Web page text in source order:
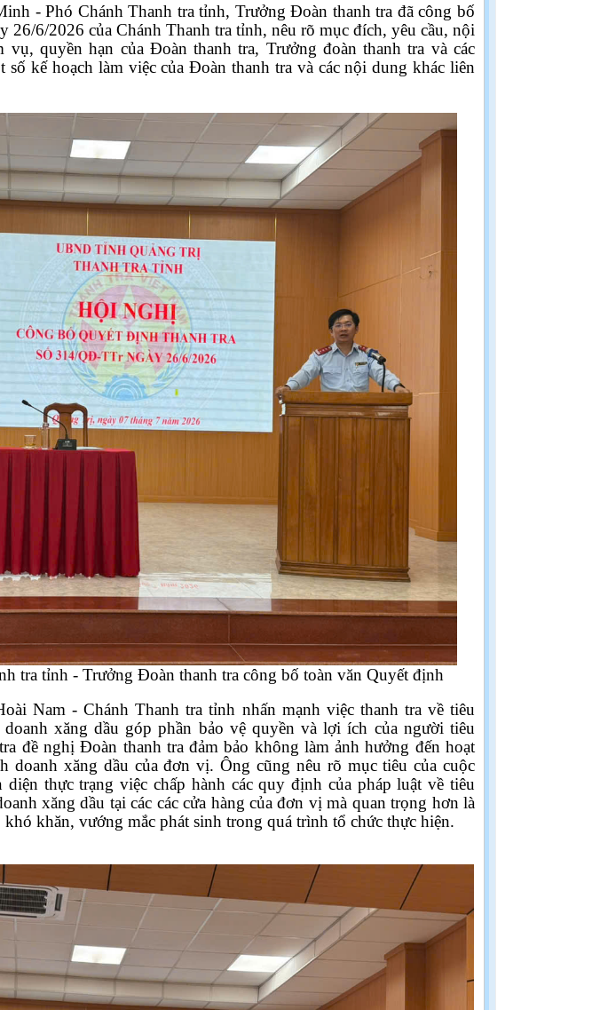
- Phó Chánh Thanh tra tỉnh, Trưởng Đoàn thanh tra đã công bố
6/2026 của Chánh Thanh tra tỉnh, nêu rõ mục đích, yêu cầu, nội
quyền hạn của Đoàn thanh tra, Trưởng đoàn thanh tra và các
kế hoạch làm việc của Đoàn thanh tra và các nội dung khác liên
tra tỉnh - Trưởng Đoàn thanh tra công bố toàn văn Quyết định
Nam - Chánh Thanh tra tỉnh nhấn mạnh việc thanh tra về tiêu
xăng dầu góp phần bảo vệ quyền và lợi ích của người tiêu
đề nghị Đoàn thanh tra đảm bảo không làm ảnh hưởng đến hoạt
doanh xăng dầu của đơn vị. Ông cũng nêu rõ mục tiêu của cuộc
diện thực trạngviệc chấp hành các quy định của pháp luật về tiêu
xăng dầu tại các các cửa hàng của đơn vịmà quan trọng hơn là
khăn, vướng mắc phát sinh trong quá trình tổ chức thực hiện.